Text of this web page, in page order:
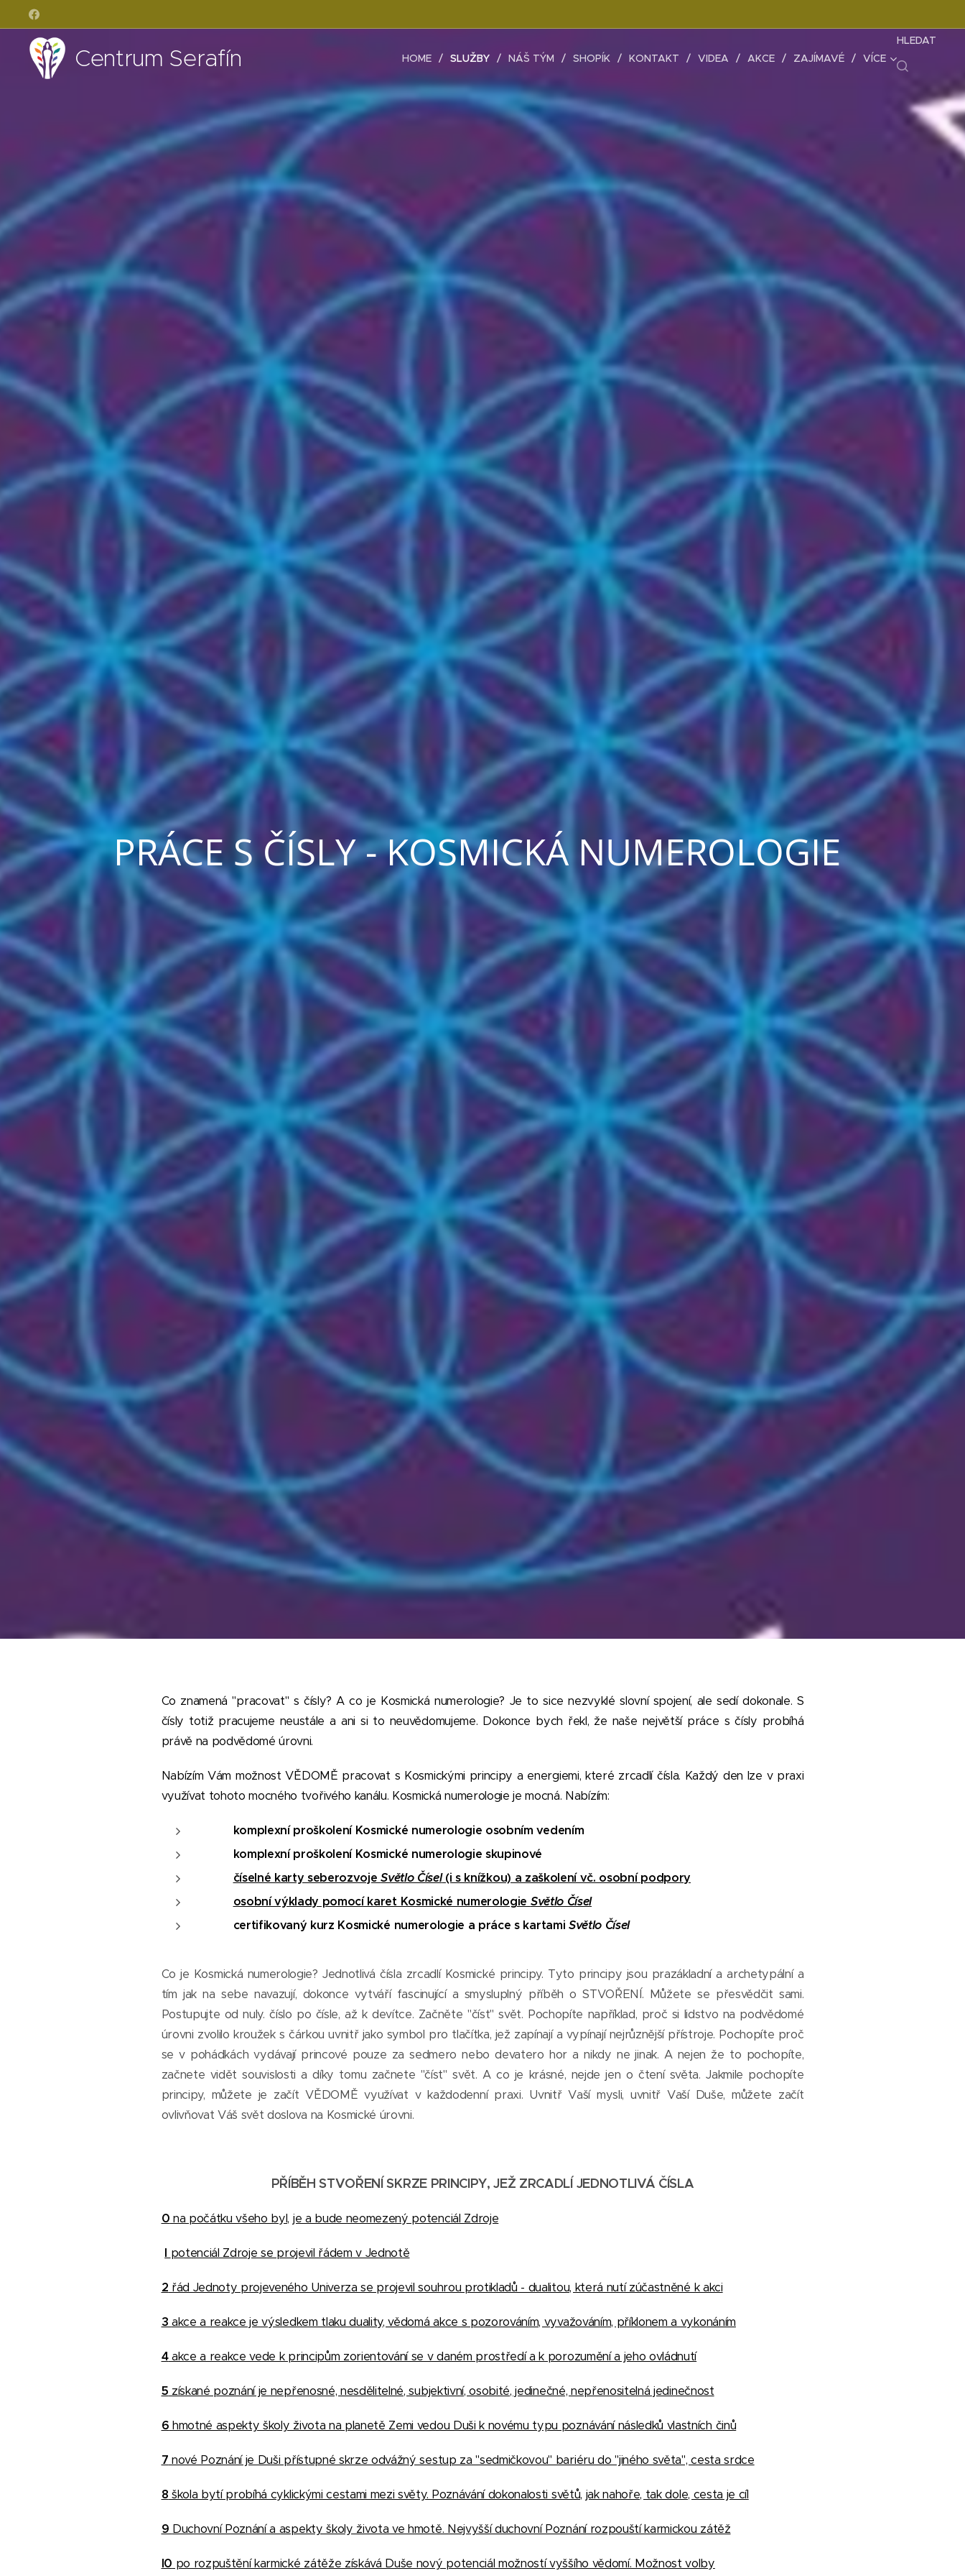
Centrum Serafín HOME SLUŽBY NÁŠ TÝM SHOPÍK KONTAKT VIDEA AKCE ZAJÍMAVÉ VÍCE
HLEDAT
PRÁCE S ČÍSLY - KOSMICKÁ NUMEROLOGIE
Co znamená "pracovat" s čísly? A co je Kosmická numerologie? Je to sice nezvyklé slovní spojení, ale sedí dokonale. S
čísly totiž pracujeme neustále a ani si to neuvědomujeme. Dokonce bych řekl, že naše největší práce s čísly probíhá
právě na podvědomé úrovni.
Nabízím Vám možnost VĚDOMĚ pracovat s Kosmickými principy a energiemi, které zrcadlí čísla. Každý den lze v praxi
využívat tohoto mocného tvořivého kanálu. Kosmická numerologie je mocná. Nabízím:
komplexní proškolení Kosmické numerologie osobním vedením
komplexní proškolení Kosmické numerologie skupinové
číselné karty seberozvojeSvětlo Čísel(i s knížkou) a zaškolení vč. osobní podpory
osobní výklady pomocí karet Kosmické numerologie Světlo Čísel
certifikovaný kurz Kosmické numerologie a práce s kartami Světlo Čísel
Co je Kosmická numerologie? Jednotlivá čísla zrcadlí Kosmické principy. Tyto principy jsou prazákladní a archetypální a
tím jak na sebe navazují, dokonce vytváří fascinující a smysluplný příběh o STVOŘENÍ. Můžete se přesvědčit sami.
Postupujte od nuly. číslo po čísle, až k devítce. Začněte "číst" svět. Pochopíte například, proč si lidstvo na podvědomé
úrovni zvolilo kroužek s čárkou uvnitř jako symbol pro tlačítka, jež zapínají a vypínají nejrůznější přístroje. Pochopíte proč
se v pohádkách vydávají princové pouze za sedmero nebo devatero hor a nikdy ne jinak. A nejen že to pochopíte,
začnete vidět souvislosti a díky tomu začnete "číst" svět. A co je krásné, nejde jen o čtení světa. Jakmile pochopíte
principy, můžete je začít VĚDOMĚ využívat v každodenní praxi. Uvnitř Vaší mysli, uvnitř Vaší Duše, můžete začít
ovlivňovat Váš svět doslova na Kosmické úrovni.
PŘÍBĚH STVOŘENÍ SKRZE PRINCIPY, JEŽ ZRCADLÍ JEDNOTLIVÁ ČÍSLA
0 na počátku všeho byl, je a bude neomezený potenciál Zdroje
I potenciál Zdroje se projevil řádem v Jednotě
2 řád Jednoty projeveného Univerza se projevil souhrou protikladů - dualitou, která nutí zúčastněné k akci
3 akce a reakce je výsledkem tlaku duality, vědomá akce s pozorováním, vyvažováním, příklonem a vykonáním
4akce a reakce vede k principům zorientování se v daném prostředí a k porozumění a jeho ovládnutí
5 získané poznání je nepřenosné, nesdělitelné, subjektivní, osobité, jedinečné, nepřenositelná jedinečnost
6 hmotné aspekty školy života na planetě Zemi vedou Duši k novému typu poznávání následků vlastních činů
7 nové Poznání je Duši přístupné skrze odvážný sestup za "sedmičkovou" bariéru do "jiného světa", cesta srdce
8 škola bytí probíhá cyklickými cestami mezi světy. Poznávání dokonalosti světů, jak nahoře, tak dole, cesta je cíl
9 Duchovní Poznání a aspekty školy života ve hmotě. Nejvyšší duchovní Poznání rozpouští karmickou zátěž
I0 po rozpuštění karmické zátěže získává Duše nový potenciál možností vyššího vědomí. Možnost volby